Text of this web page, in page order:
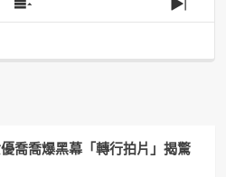
Show
Episodes
Next
喬喬爆黑幕「轉行拍片」揭驚